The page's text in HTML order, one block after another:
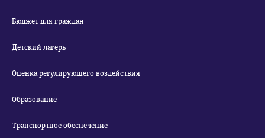
Бюджет для граждан
Детский лагерь
Оценка регулирующего воздействия
Образование
Транспортное обеспечение